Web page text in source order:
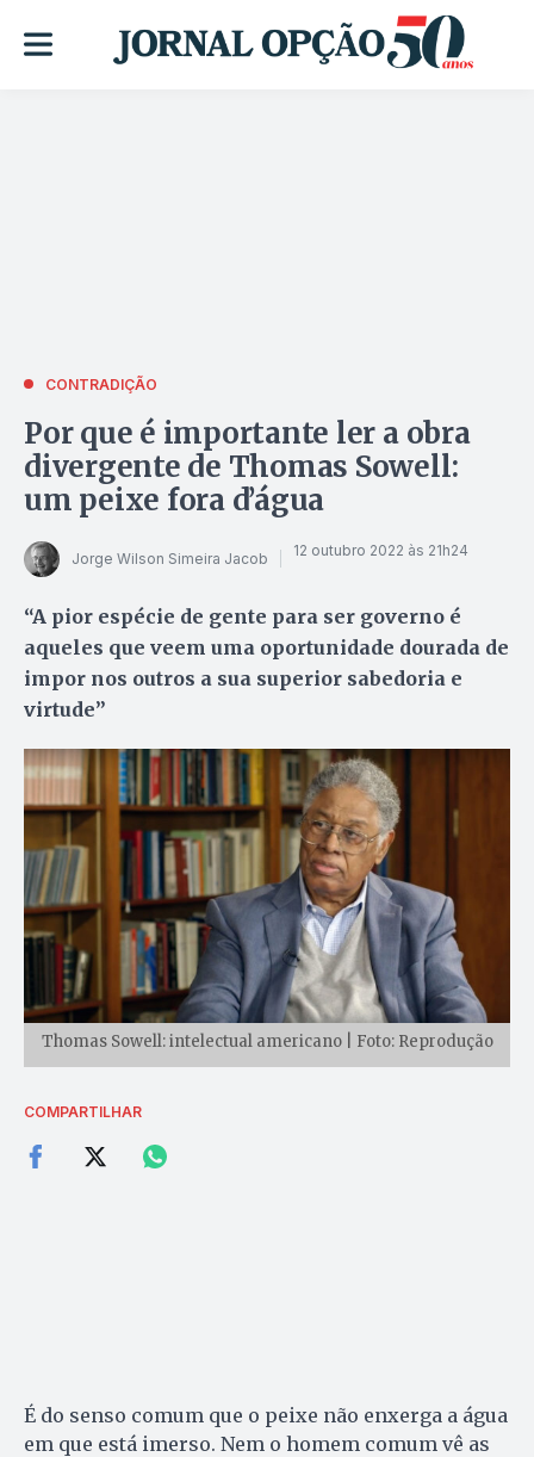
CONTRADIÇÃO
Por que é importante ler a obra
divergente de Thomas Sowell:
um peixe fora d’água
Jorge Wilson Simeira Jacob 12 outubro 2022 às 21h24
“A pior espécie de gente para ser governo é
aqueles que veem uma oportunidade dourada de
impor nos outros a sua superior sabedoria e
virtude”
Thomas Sowell: intelectual americano | Foto: Reprodução
COMPARTILHAR
É do senso comum que o peixe não enxerga a água
em que está imerso. Nem o homem comum vê as